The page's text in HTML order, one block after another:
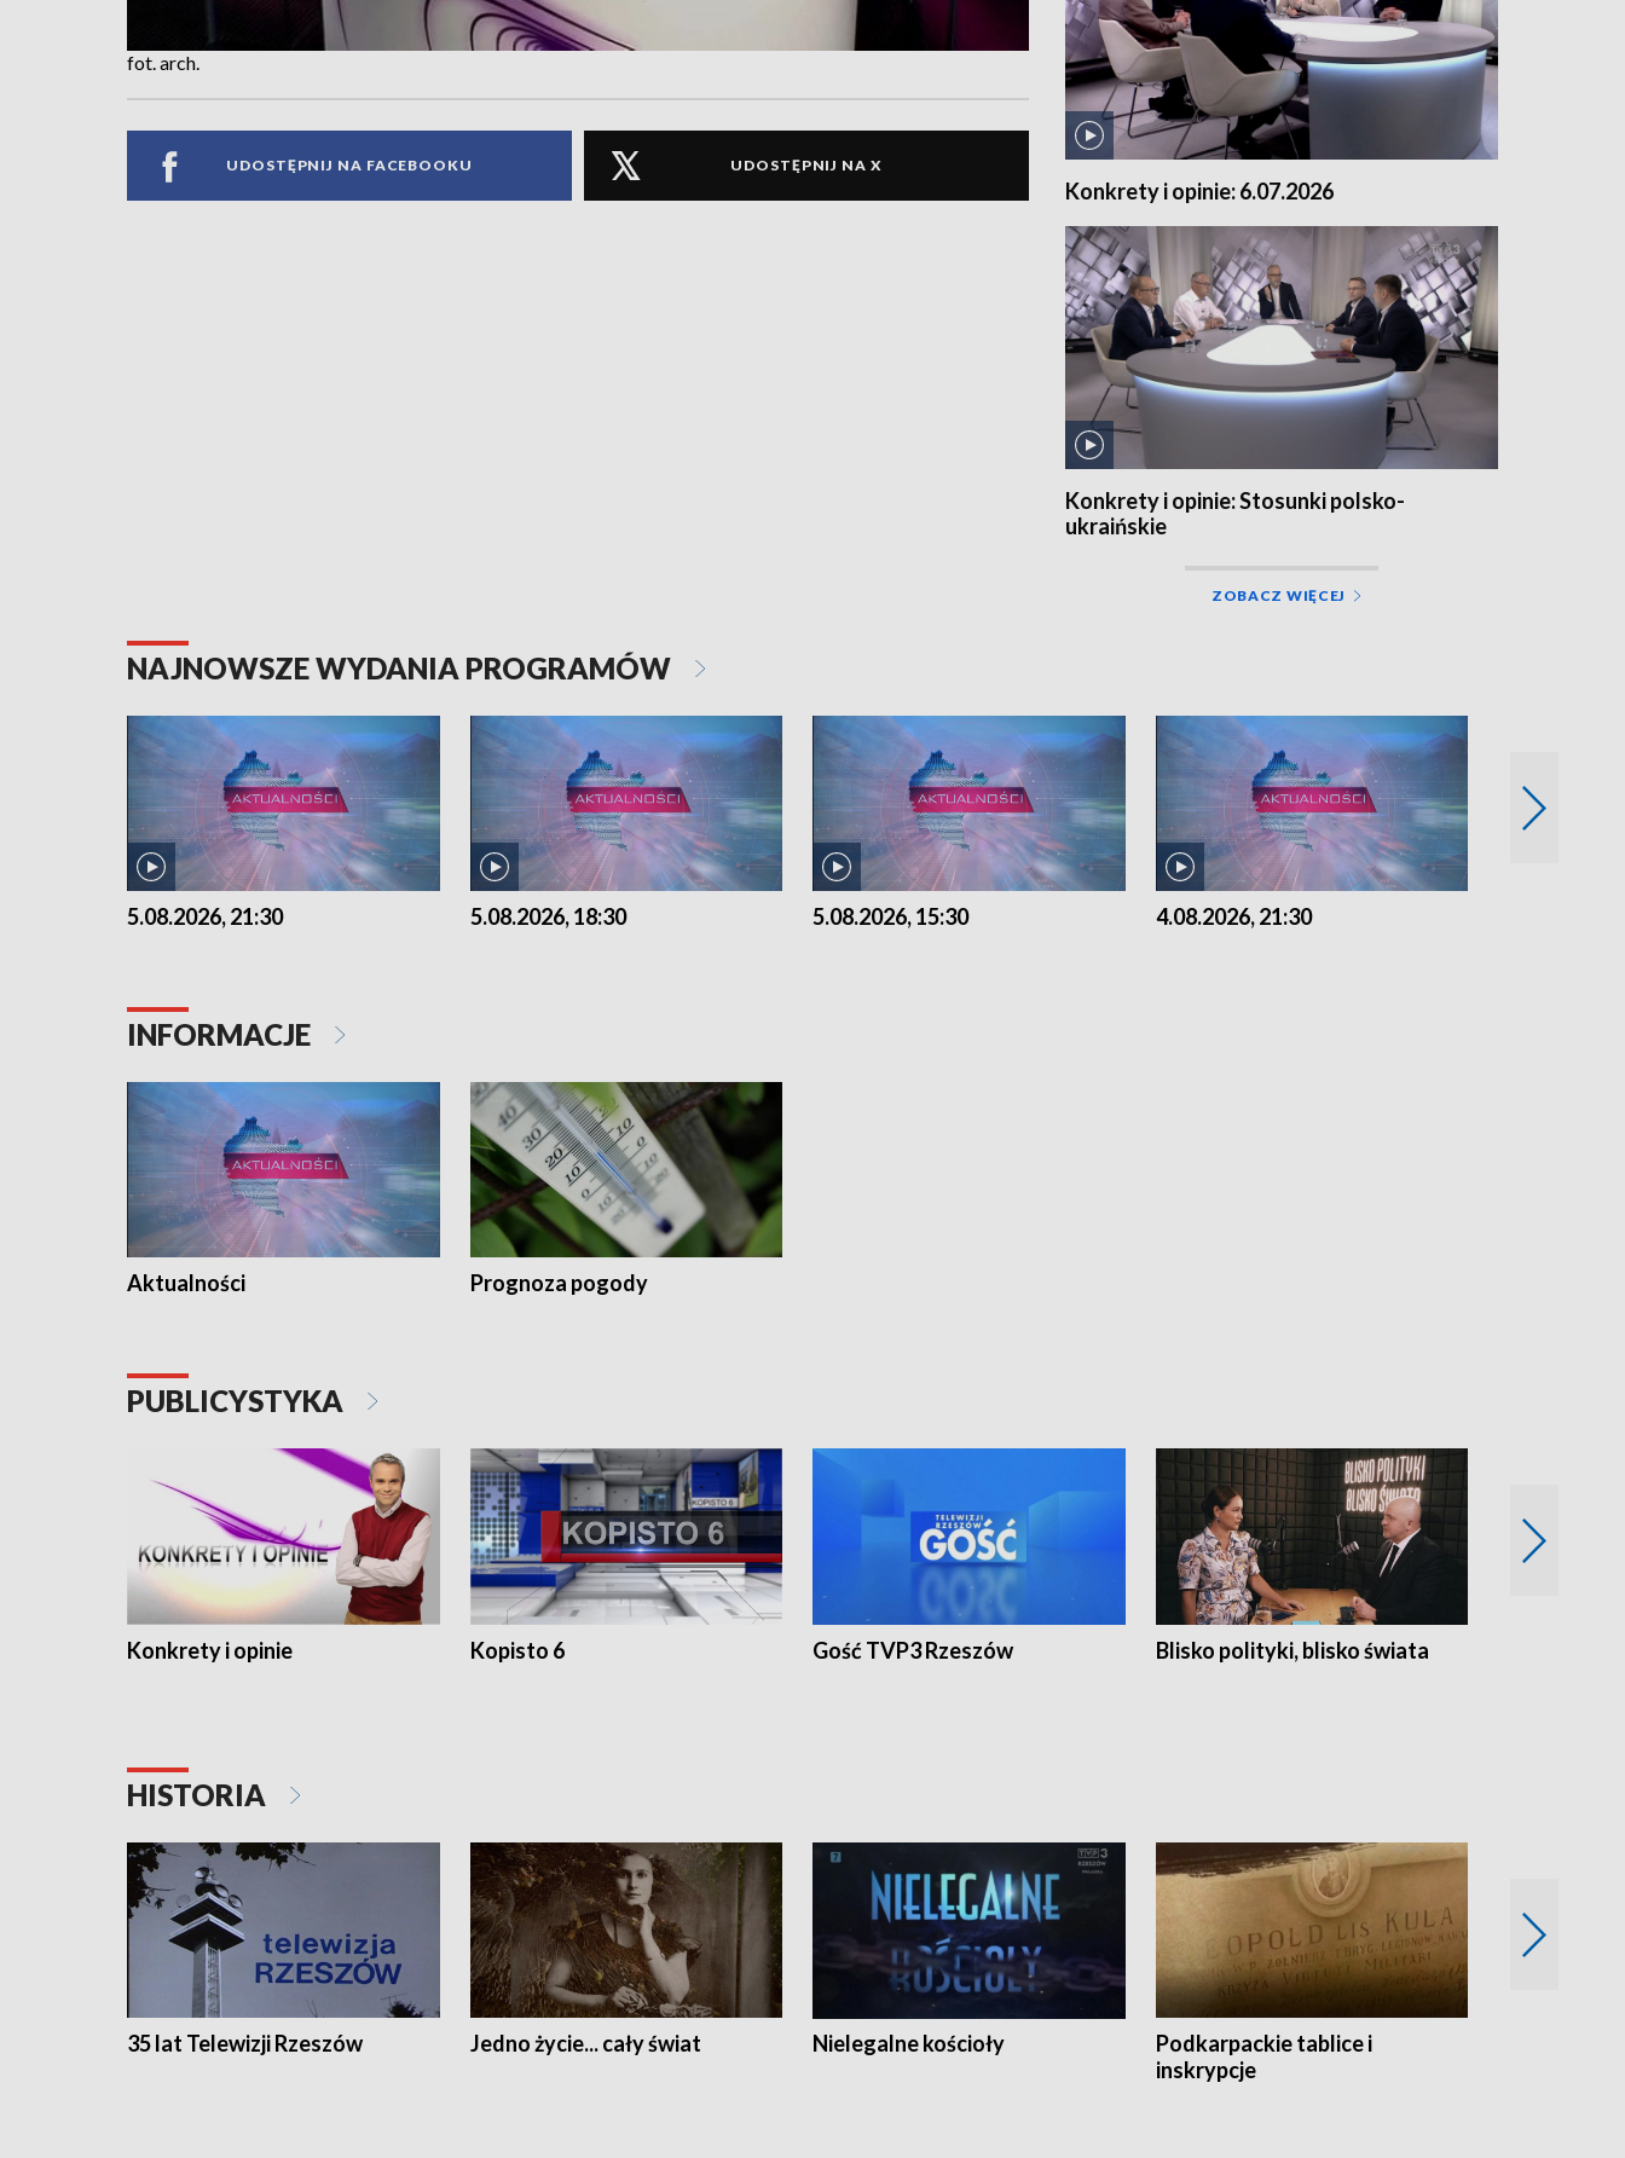
fot. arch.
UDOSTĘPNIJ NA FACEBOOKU UDOSTĘPNIJ NA X
Konkrety i opinie: 6.07.2026
Konkrety i opinie: Stosunki polsko-
ukraińskie
ZOBACZ WIĘCEJ
NAJNOWSZE WYDANIA PROGRAMÓW
5.08.2026, 21:30 5.08.2026, 18:30 5.08.2026, 15:30 4.08.2026, 21:30
INFORMACJE
Aktualności Prognoza pogody
PUBLICYSTYKA
Konkrety i opinie Kopisto 6 Gość TVP3 Rzeszów Blisko polityki, blisko świata
HISTORIA
35 lat Telewizji Rzeszów Jedno życie... cały świat Nielegalne kościoły
Podkarpackie tablice i
inskrypcje